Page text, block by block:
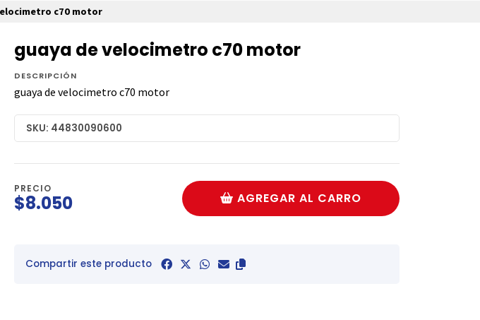
c70 motor
guaya de velocimetro c70 motor
DESCRIPCIÓN
guaya de velocimetro c70 motor
SKU: 44830090600
PRECIO
$8.050 AGREGAR AL CARRO
Compartir este producto